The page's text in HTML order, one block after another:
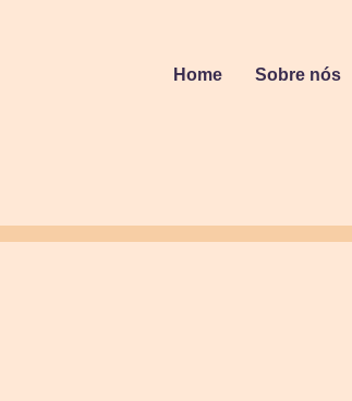
Home Sobre nós